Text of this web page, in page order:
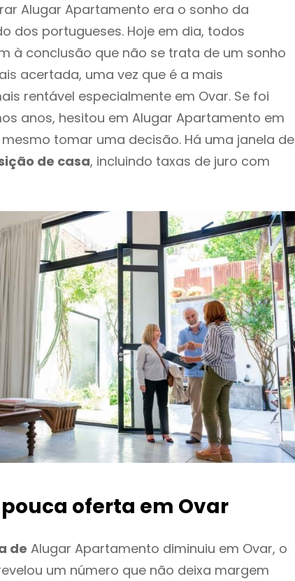
Alugar Apartamento era o sonho da
dos portugueses. Hoje em dia, todos
à conclusão que não se trata de um sonho
acertada, uma vez que é a mais
rentável especialmente em Ovar. Se foi
anos, hesitou em Alugar Apartamento em
tomar uma decisão. Há uma janela de
de casa, incluindo taxas de juro com
oferta em Ovar
de Alugar Apartamento diminuiu em Ovar, o
um número que não deixa margem